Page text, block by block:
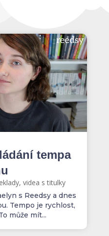
tempa
videa s titulky
s Reedsy a dnes
Tempo je rychlost,
může mít...